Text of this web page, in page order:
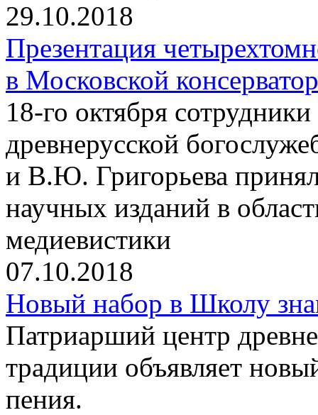
29.10.2018
Презентация
в Московской
18-го октября
древнерусской
и В.Ю. Григорьева
научных изданий в
медиевистики
07.10.2018
Новый набор в Школу
Патриарший центр
традиции объявляет
пения.